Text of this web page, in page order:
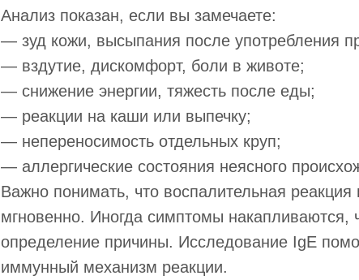
Анализ показан, если вы замечаете:
— зуд кожи, высыпания после употребления
— вздутие, дискомфорт, боли в животе;
— снижение энергии, тяжесть после еды;
— реакции на каши или выпечку;
— непереносимость отдельных круп;
— аллергические состояния неясного
Важно понимать, что воспалительная реакция
мгновенно. Иногда симптомы накапливаются,
определение причины. Исследование IgE
иммунный механизм реакции.